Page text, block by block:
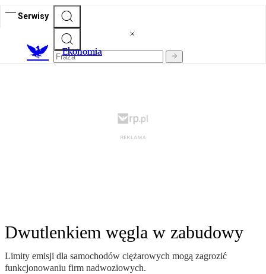
Serwisy
Ekonomia
Dwutlenkiem węgla w zabudowy
Limity emisji dla samochodów ciężarowych mogą zagrozić
funkcjonowaniu firm nadwoziowych.